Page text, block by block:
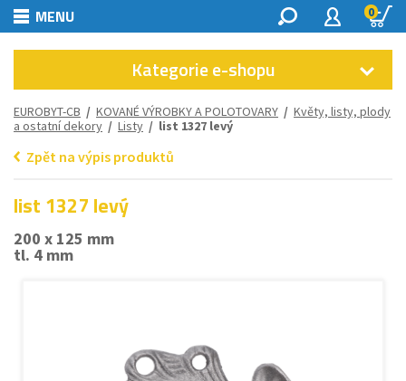
MENU 0
Kategorie e-shopu
EUROBYT-CB / KOVANÉ VÝROBKY A POLOTOVARY / Květy, listy, plody
a ostatní dekory / Listy / list 1327 levý
Zpět na výpis produktů
list 1327 levý
200 x 125 mm
tl. 4 mm